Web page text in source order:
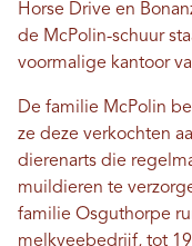
Horse Drive en
de McPolin-schuur
voormalige kantoor
De familie McPolin
ze deze verkochten
dierenarts die
muildieren te
familie Osguthorpe
melkveebedrijf, tot